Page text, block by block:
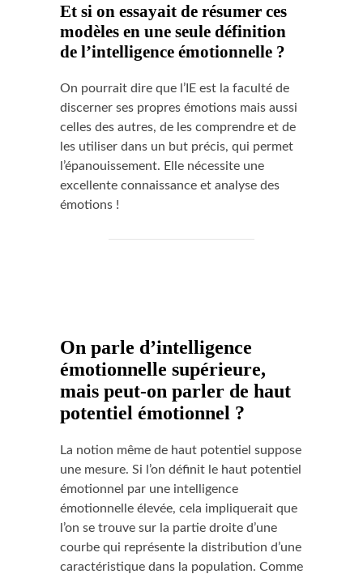
Et si on essayait de résumer ces
modèles en une seule définition
de l’intelligence émotionnelle ?
On pourrait dire que l’IE est la faculté de
discerner ses propres émotions mais aussi
celles des autres, de les comprendre et de
les utiliser dans un but précis, qui permet
l’épanouissement. Elle nécessite une
excellente connaissance et analyse des
émotions !
On parle d’intelligence
émotionnelle supérieure,
mais peut-on parler de haut
potentiel émotionnel ?
La notion même de haut potentiel suppose
une mesure. Si l’on définit le haut potentiel
émotionnel par une intelligence
émotionnelle élevée, cela impliquerait que
l’on se trouve sur la partie droite d’une
courbe qui représente la distribution d’une
caractéristique dans la population. Comme